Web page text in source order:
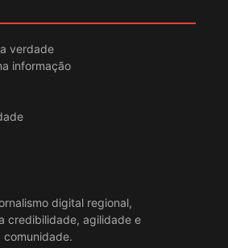
verdade
informação
digital regional,
credibilidade, agilidade e
comunidade.